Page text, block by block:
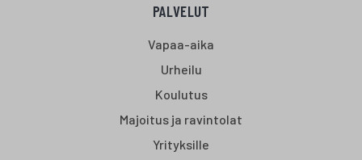
PALVELUT
Vapaa-aika
Urheilu
Koulutus
Majoitus ja ravintolat
Yrityksille